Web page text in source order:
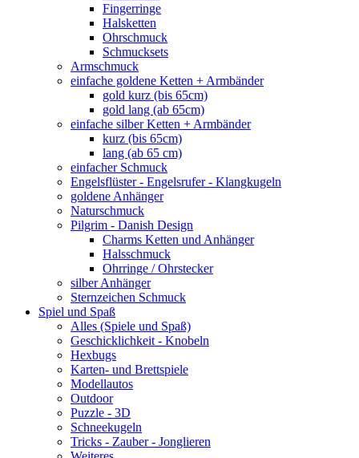
Fingerringe
Halsketten
Ohrschmuck
Schmucksets
Armschmuck
einfache goldene Ketten + Armbänder
gold kurz (bis 65cm)
gold lang (ab 65cm)
einfache silber Ketten + Armbänder
kurz (bis 65cm)
lang (ab 65 cm)
einfacher Schmuck
Engelsflüster - Engelsrufer - Klangkugeln
goldene Anhänger
Naturschmuck
Pilgrim - Danish Design
Charms Ketten und Anhänger
Halsschmuck
Ohrringe / Ohrstecker
silber Anhänger
Sternzeichen Schmuck
Spiel und Spaß
Alles (Spiele und Spaß)
Geschicklichkeit - Knobeln
Hexbugs
Karten- und Brettspiele
Modellautos
Outdoor
Puzzle - 3D
Schneekugeln
Tricks - Zauber - Jonglieren